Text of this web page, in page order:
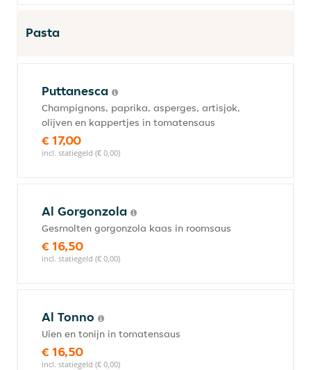
Pasta
Puttanesca
Champignons, paprika, asperges, artisjok,
olijven en kappertjes in tomatensaus
€ 17,00
incl. statiegeld (€ 0,00)
Al Gorgonzola
Gesmolten gorgonzola kaas in roomsaus
€ 16,50
incl. statiegeld (€ 0,00)
Al Tonno
Uien en tonijn in tomatensaus
€ 16,50
incl. statiegeld (€ 0,00)